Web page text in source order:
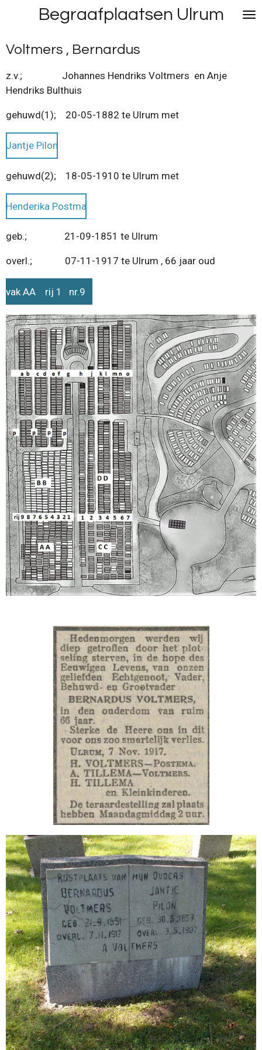
naar
de
hoofdinhoud
Begraafplaatsen Ulrum
Voltmers , Bernardus
z.v.; Johannes Hendriks Voltmers en Anje
Hendriks Bulthuis
gehuwd(1); 20-05-1882 te Ulrum met
Jantje Pilon
gehuwd(2); 18-05-1910 te Ulrum met
Henderika Postma
geb.; 21-09-1851 te Ulrum
overl.; 07-11-1917 te Ulrum , 66 jaar oud
vak AA rij 1 nr.9